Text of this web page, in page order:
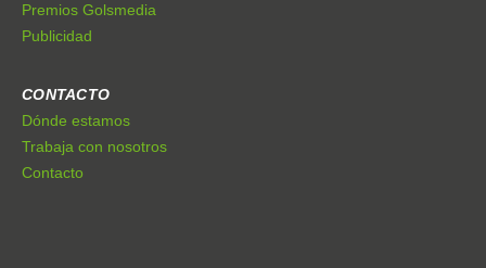
Premios Golsmedia
Publicidad
CONTACTO
Dónde estamos
Trabaja con nosotros
Contacto